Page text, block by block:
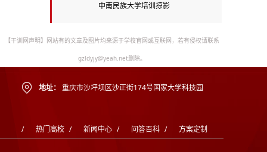
中南民族大学培训掠影
【干训网声明】网站有的文章及图片均来源于学校官网或互联网，若有侵权请联系
gzldyjy@yeah.net删除。
地址： 重庆市沙坪坝区沙正街174号国家大学科技园
/ 热门高校 / 新闻中心 / 问答百科 / 方案定制